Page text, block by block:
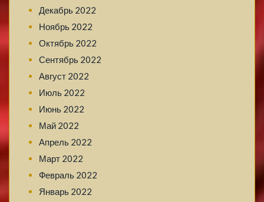
Декабрь 2022
Ноябрь 2022
Октябрь 2022
Сентябрь 2022
Август 2022
Июль 2022
Июнь 2022
Май 2022
Апрель 2022
Март 2022
Февраль 2022
Январь 2022